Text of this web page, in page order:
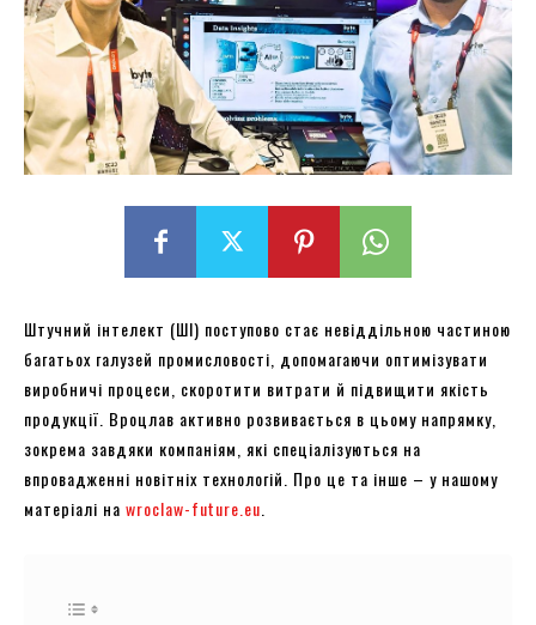
Штучний інтелект (ШІ) поступово стає невіддільною частиною
багатьох галузей промисловості, допомагаючи оптимізувати
виробничі процеси, скоротити витрати й підвищити якість
продукції. Вроцлав активно розвивається в цьому напрямку,
зокрема завдяки компаніям, які спеціалізуються на
впровадженні новітніх технологій. Про це та інше – у нашому
матеріалі на wroclaw-future.eu